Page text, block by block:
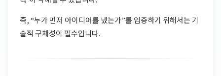
즉, “누가 먼저 아이디어를 냈는가”를 입증하기 위해서는 기
술적 구체성이 필수입니다.